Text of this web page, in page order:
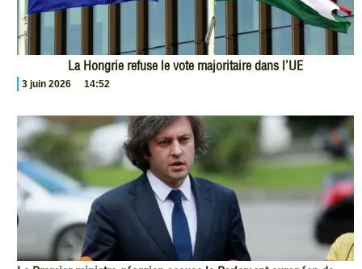
La Hongrie refuse le vote majoritaire dans l’UE
3 juin 2026 14:52